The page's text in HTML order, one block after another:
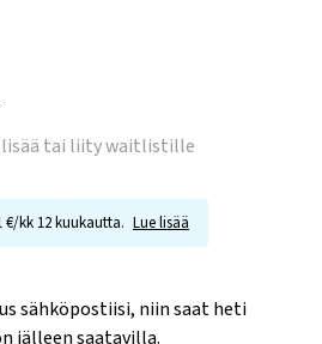
lisää tai liity waitlistille
€/kk 12 kuukautta. Lue lisää
sähköpostiisi, niin saat heti
jälleen saatavilla.